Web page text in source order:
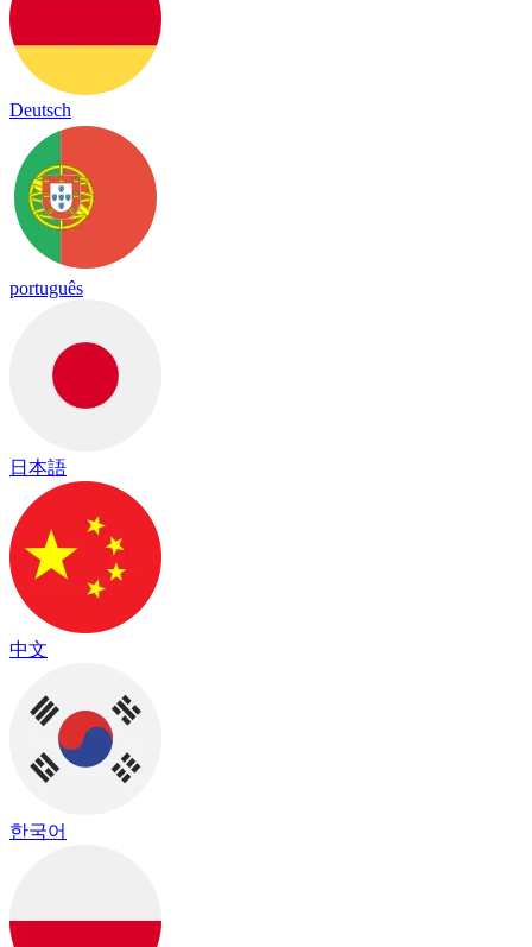
Deutsch
português
日本語
中文
한국어